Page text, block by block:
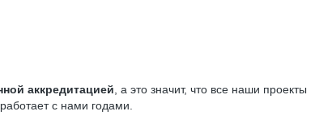
аккредитацией , а это значит, что все наши проекты
с нами годами.